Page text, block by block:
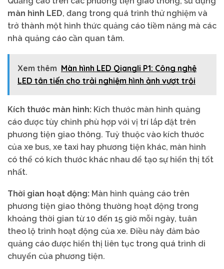
màn hình LED, đang trong quá trình thử nghiệm và
trở thành một hình thức quảng cáo tiềm năng mà các
nhà quảng cáo cần quan tâm.
Xem thêm Màn hình LED Qiangli P1: Công nghệ
LED tân tiến cho trải nghiệm hình ảnh vượt trội
Kích thước màn hình: Kích thước màn hình quảng
cáo được tùy chỉnh phù hợp với vị trí lắp đặt trên
phương tiện giao thông. Tuỳ thuộc vào kích thước
của xe bus, xe taxi hay phương tiện khác, màn hình
có thể có kích thước khác nhau để tạo sự hiển thị tốt
nhất.
Thời gian hoạt động: Màn hình quảng cáo trên
phương tiện giao thông thường hoạt động trong
khoảng thời gian từ 10 đến 15 giờ mỗi ngày, tuân
theo lộ trình hoạt động của xe. Điều này đảm bảo
quảng cáo được hiển thị liên tục trong quá trình di
chuyển của phương tiện.